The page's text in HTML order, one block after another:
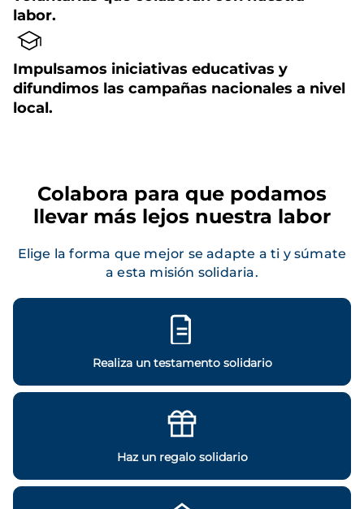
labor.
Impulsamos iniciativas educativas y
difundimos las campañas nacionales a nivel
local.
Colabora para que podamos
llevar más lejos nuestra labor
Elige la forma que mejor se adapte a ti y súmate
a esta misión solidaria.
Realiza un testamento solidario
Haz un regalo solidario